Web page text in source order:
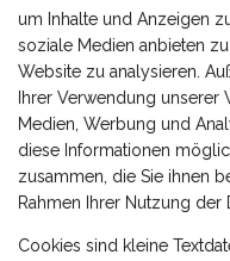
um Inhalte und Anzeigen
soziale Medien anbieten
Website zu analysieren.
Ihrer Verwendung unserer
Medien, Werbung und
diese Informationen
zusammen, die Sie ihnen
Rahmen Ihrer Nutzung der
Cookies sind kleine